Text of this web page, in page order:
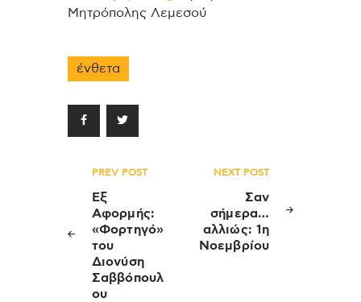
Μητρόπολης Λεμεσού
ένθετα
Πλοήγηση
άρθρων
PREV POST
Εξ
Αφορμής:
«Φορτηγό»
του
Διονύση
Σαββόπουλ
ου
NEXT POST
Σαν
σήμερα…
αλλιώς: 1η
Νοεμβρίου